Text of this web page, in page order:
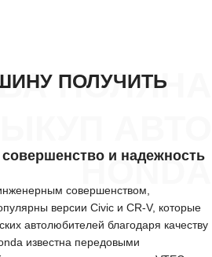
ПОЛЯНА
HONDA
ПОЛУЧИТЬ
и надежность
совершенством,
версии Civic и CR-V, которые
автолюбителей благодаря качеству
известна передовыми